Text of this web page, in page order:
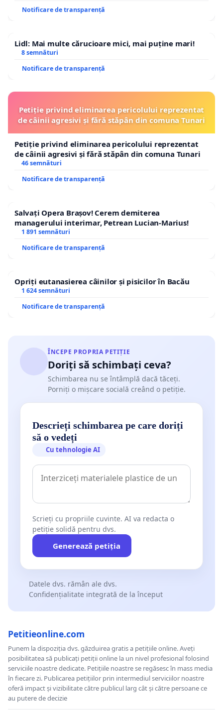
Notificare de transparență
Lidl: Mai multe cărucioare mici, mai puține mari!
8 semnături
Notificare de transparență
Petiție privind eliminarea pericolului reprezentat
de câinii agresivi și fără stăpân din comuna Tunari
Petiție privind eliminarea pericolului reprezentat
de câinii agresivi și fără stăpân din comuna Tunari
46 semnături
Notificare de transparență
Salvați Opera Brașov! Cerem demiterea
managerului interimar, Petrean Lucian-Marius!
1 891 semnături
Notificare de transparență
Opriți eutanasierea câinilor și pisicilor în Bacău
1 624 semnături
Notificare de transparență
ÎNCEPE PROPRIA PETIȚIE
Doriți să schimbați ceva?
Schimbarea nu se întâmplă dacă tăceți.
Porniți o mișcare socială creând o petiție.
Descrieți schimbarea pe care doriți
să o vedeți
Cu tehnologie AI
Scrieți cu propriile cuvinte. AI va redacta o
petiție solidă pentru dvs.
Generează petiția
Datele dvs. rămân ale dvs.
Confidențialitate integrată de la început
Petitieonline.com
Punem la dispoziția dvs. găzduirea gratis a petițiile online. Aveți
posibilitatea să publicați petiții online la un nivel profesional folosind
serviciile noastre dedicate. Petițiile noastre se regăsesc în mass media
în fiecare zi. Publicarea petițiilor prin intermediul serviciilor noastre
oferă impact și vizibilitate către publicul larg cât și către persoane ce
au putere de decizie